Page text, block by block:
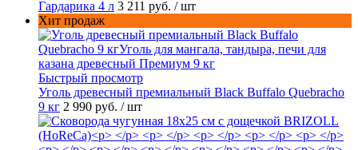
Гардарика 4 л 3 211 руб. / шт
Хит продаж
Быстрый просмотр
Уголь древесный премиальный Black Buffalo Quebracho
9 кг 2 990 руб. / шт